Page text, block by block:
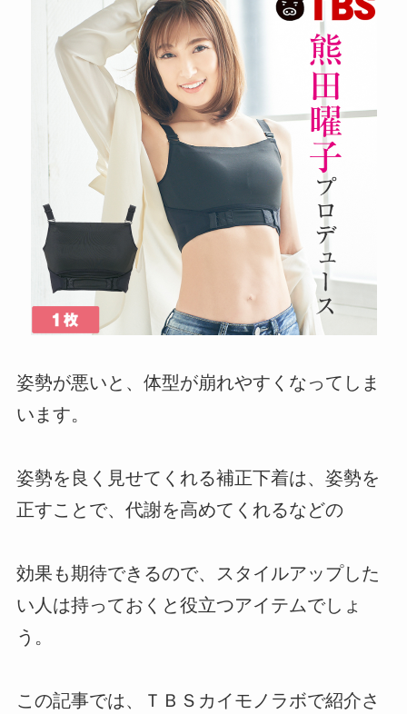
姿勢が悪いと、体型が崩れやすくなってしま
います。
姿勢を良く見せてくれる補正下着は、姿勢を
正すことで、代謝を高めてくれるなどの
効果も期待できるので、スタイルアップした
い人は持っておくと役立つアイテムでしょ
う。
この記事では、ＴＢＳカイモノラボで紹介さ